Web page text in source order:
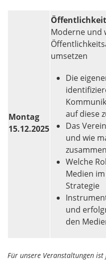
Montag
15.12.2025
Moderne und
umsetzen
Die
auf diese
Das
und wie
Welche
Medien
Strategie
und
den
Für unsere Veranstaltungen ist